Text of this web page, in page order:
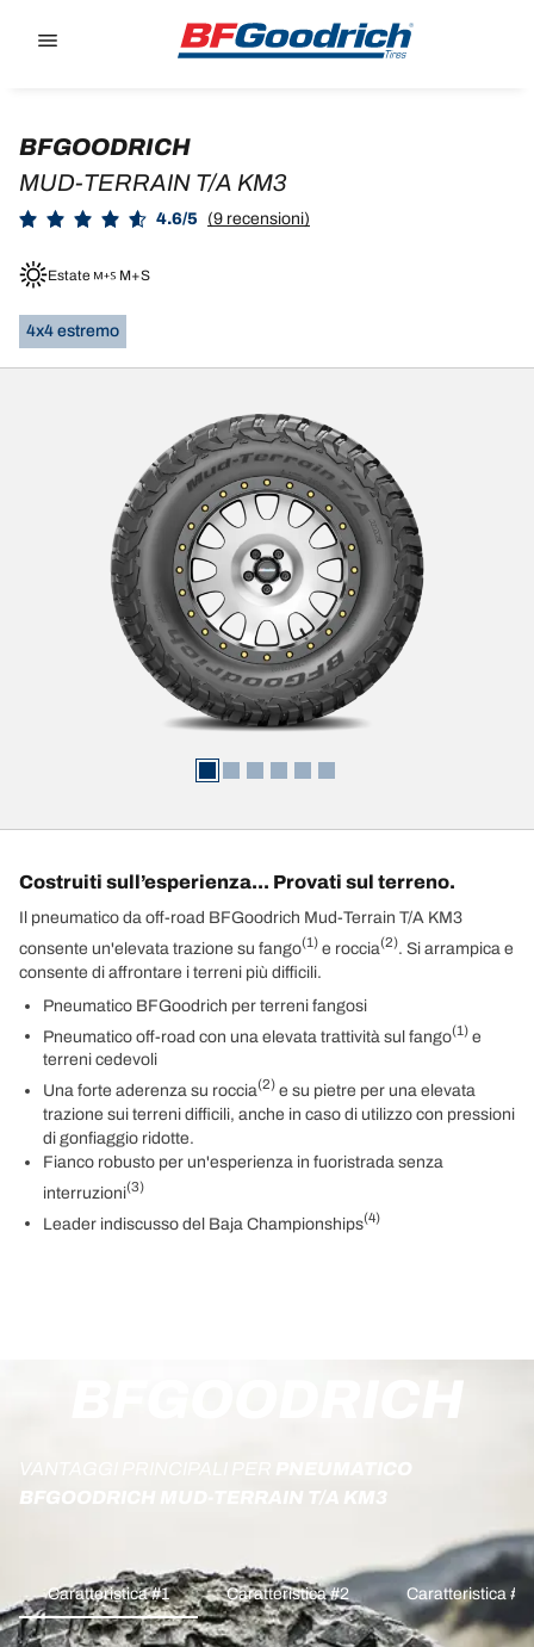
BFGOODRICH
MUD-TERRAIN T/A KM3
4.6/5 (9 recensioni)
Estate M+S
4x4 estremo
Costruiti sull’esperienza... Provati sul terreno.
Il pneumatico da off-road BFGoodrich Mud-Terrain T/A KM3
consente un'elevata trazione su fango(1) e roccia(2). Si arrampica e
consente di affrontare i terreni più difficili.
Pneumatico BFGoodrich per terreni fangosi
Pneumatico off-road con una elevata trattività sul fango(1) e
terreni cedevoli
Una forte aderenza su roccia(2) e su pietre per una elevata
trazione sui terreni difficili, anche in caso di utilizzo con pressioni
di gonfiaggio ridotte.
Fianco robusto per un'esperienza in fuoristrada senza
interruzioni(3)
Leader indiscusso del Baja Championships(4)
BFGOODRICH
VANTAGGI PRINCIPALI PER
BFGOODRICH MUD-TERRAIN T/A KM3
Caratteristica #1 Caratteristica #2 Caratteristica #3